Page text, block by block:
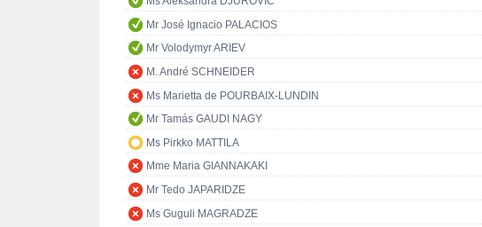
Mr José Ignacio PALACIOS
Mr Volodymyr ARIEV
M. André SCHNEIDER
Ms Marietta de POURBAIX-LUNDIN
Mr Tamás GAUDI NAGY
Ms Pirkko MATTILA
Mme Maria GIANNAKAKI
Mr Tedo JAPARIDZE
Ms Guguli MAGRADZE